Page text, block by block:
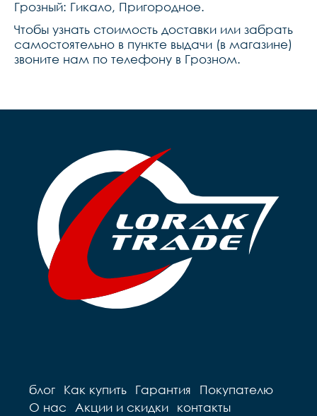
Грозный: Гикало, Пригородное.
Чтобы узнать стоимость доставки или забрать
самостоятельно в пункте выдачи (в магазине)
звоните нам по телефону в Грозном.
блог Как купить Гарантия
Покупателю
О нас
Акции и скидки контакты